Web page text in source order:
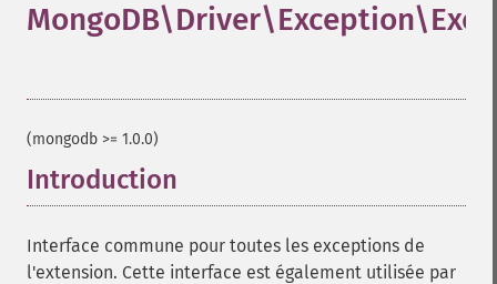
(mongodb >= 1.0.0)
Introduction
Interface commune pour toutes les exceptions de
l'extension. Cette interface est également utilisée par